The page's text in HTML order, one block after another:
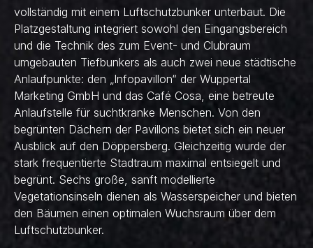
vollständig mit einem Luftschutzbunker unterbaut. Die
Platzgestaltung integriert sowohl den Eingangsbereich
und die Technik des zum Event- und Clubraum
umgebauten Tiefbunkers als auch zwei neue städtische
Anlaufpunkte: den „Infopavillon“ der Wuppertal
Marketing GmbH und das Café Cosa, eine betreute
Anlaufstelle für suchtkranke Menschen. Von den
begrünten Dächern der Pavillons bietet sich ein neuer
Ausblick auf den Döppersberg. Gleichzeitig wurde der
stark frequentierte Stadtraum maximal entsiegelt und
begrünt. Sechs große, sanft modellierte
Vegetationsinseln dienen als Wasserspeicher und bieten
den Bäumen einen optimalen Wuchsraum über dem
Luftschutzbunker.